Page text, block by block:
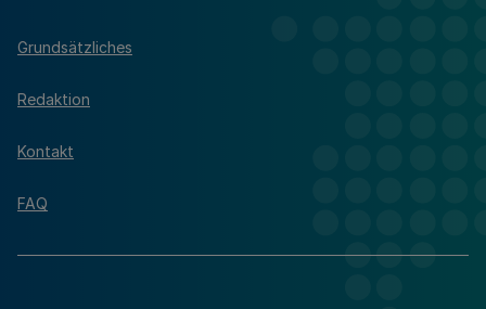
Grundsätzliches
Redaktion
Kontakt
FAQ